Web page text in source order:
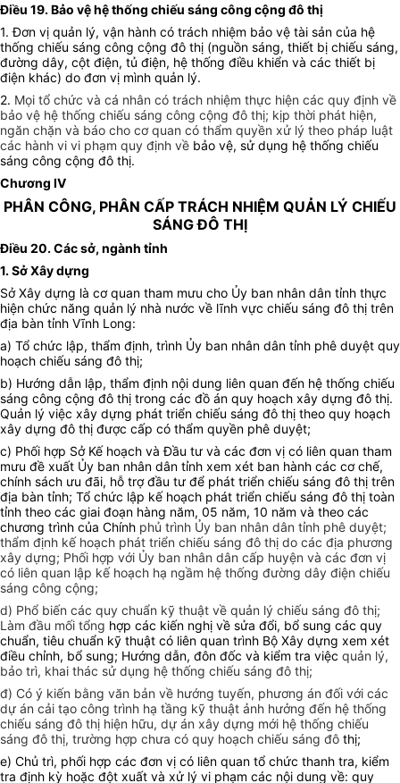
Điều 19. Bảo vệ hệ thống chiếu sáng công cộng đô thị
1. Đơn vị quản lý, vận hành có trách nhiệm bảo vệ tài sản của hệ
thống chiếu sáng công cộng đô thị (nguồn sáng, thiết bị chiếu sáng,
đường dây, cột điện, tủ điện, hệ thống điều khiển và các thiết bị
điện khác) do đơn vị mình quản lý.
2. Mọi tổ chức và cá nhân có trách nhiệm thực hiện các quy định về
bảo vệ hệ thống chiếu sáng công cộng đô thị; kịp thời phát hiện,
ngăn chặn và báo cho cơ quan có thẩm quyền xử lý theo pháp luật
các hành vi vi phạm quy định về bảo vệ, sử dụng hệ thống chiếu
sáng công cộng đô thị.
Chương IV
PHÂN CÔNG, PHÂN CẤP TRÁCH NHIỆM QUẢN LÝ CHIẾU
SÁNG ĐÔ THỊ
Điều 20. Các sở, ngành tỉnh
1. Sở Xây dựng
Sở Xây dựng là cơ quan tham mưu cho Ủy ban nhân dân tỉnh thực
hiện chức năng quản lý nhà nước về lĩnh vực chiếu sáng đô thị trên
địa bàn tỉnh Vĩnh Long:
a) Tổ chức lập, thẩm định, trình Ủy ban nhân dân tỉnh phê duyệt quy
hoạch chiếu sáng đô thị;
b) Hướng dẫn lập, thẩm định nội dung liên quan đến hệ thống chiếu
sáng công cộng đô thị trong các đồ án quy hoạch xây dựng đô thị.
Quản lý việc xây dựng phát triển chiếu sáng đô thị theo quy hoạch
xây dựng đô thị được cấp có thẩm quyền phê duyệt;
c) Phối hợp Sở Kế hoạch và Đầu tư và các đơn vị có liên quan tham
mưu đề xuất Ủy ban nhân dân tỉnh xem xét ban hành các cơ chế,
chính sách ưu đãi, hỗ trợ đầu tư để phát triển chiếu sáng đô thị trên
địa bàn tỉnh; Tổ chức lập kế hoạch phát triển chiếu sáng đô thị toàn
tỉnh theo các giai đoạn hàng năm, 05 năm, 10 năm và theo các
chương trình của Chính phủ trình Ủy ban nhân dân tỉnh phê duyệt;
thẩm định kế hoạch phát triển chiếu sáng đô thị do các địa phương
xây dựng; Phối hợp với Ủy ban nhân dân cấp huyện và các đơn vị
có liên quan lập kế hoạch hạ ngầm hệ thống đường dây điện chiếu
sáng công cộng;
d) Phổ biến các quy chuẩn kỹ thuật về quản lý chiếu sáng đô thị;
Làm đầu mối tổng hợp các kiến nghị về sửa đổi, bổ sung các quy
chuẩn, tiêu chuẩn kỹ thuật có liên quan trình Bộ Xây dựng xem xét
điều chỉnh, bổ sung; Hướng dẫn, đôn đốc và kiểm tra việc quản lý,
bảo trì, khai thác sử dụng hệ thống chiếu sáng đô thị;
đ) Có ý kiến bằng văn bản về hướng tuyến, phương án đối với các
dự án cải tạo công trình hạ tầng kỹ thuật ảnh hưởng đến hệ thống
chiếu sáng đô thị hiện hữu, dự án xây dựng mới hệ thống chiếu
sáng đô thị, trường hợp chưa có quy hoạch chiếu sáng đô thị;
e) Chủ trì, phối hợp các đơn vị có liên quan tổ chức thanh tra, kiểm
tra định kỳ hoặc đột xuất và xử lý vi phạm các nội dung về: quy